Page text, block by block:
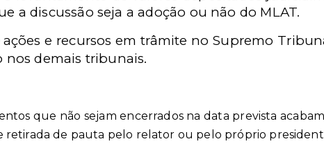
a discussão seja a adoção ou não do MLAT.
e recursos em trâmite no Supremo
nos demais tribunais.
que não sejam encerrados na data prevista
retirada de pauta pelo relator ou pelo próprio